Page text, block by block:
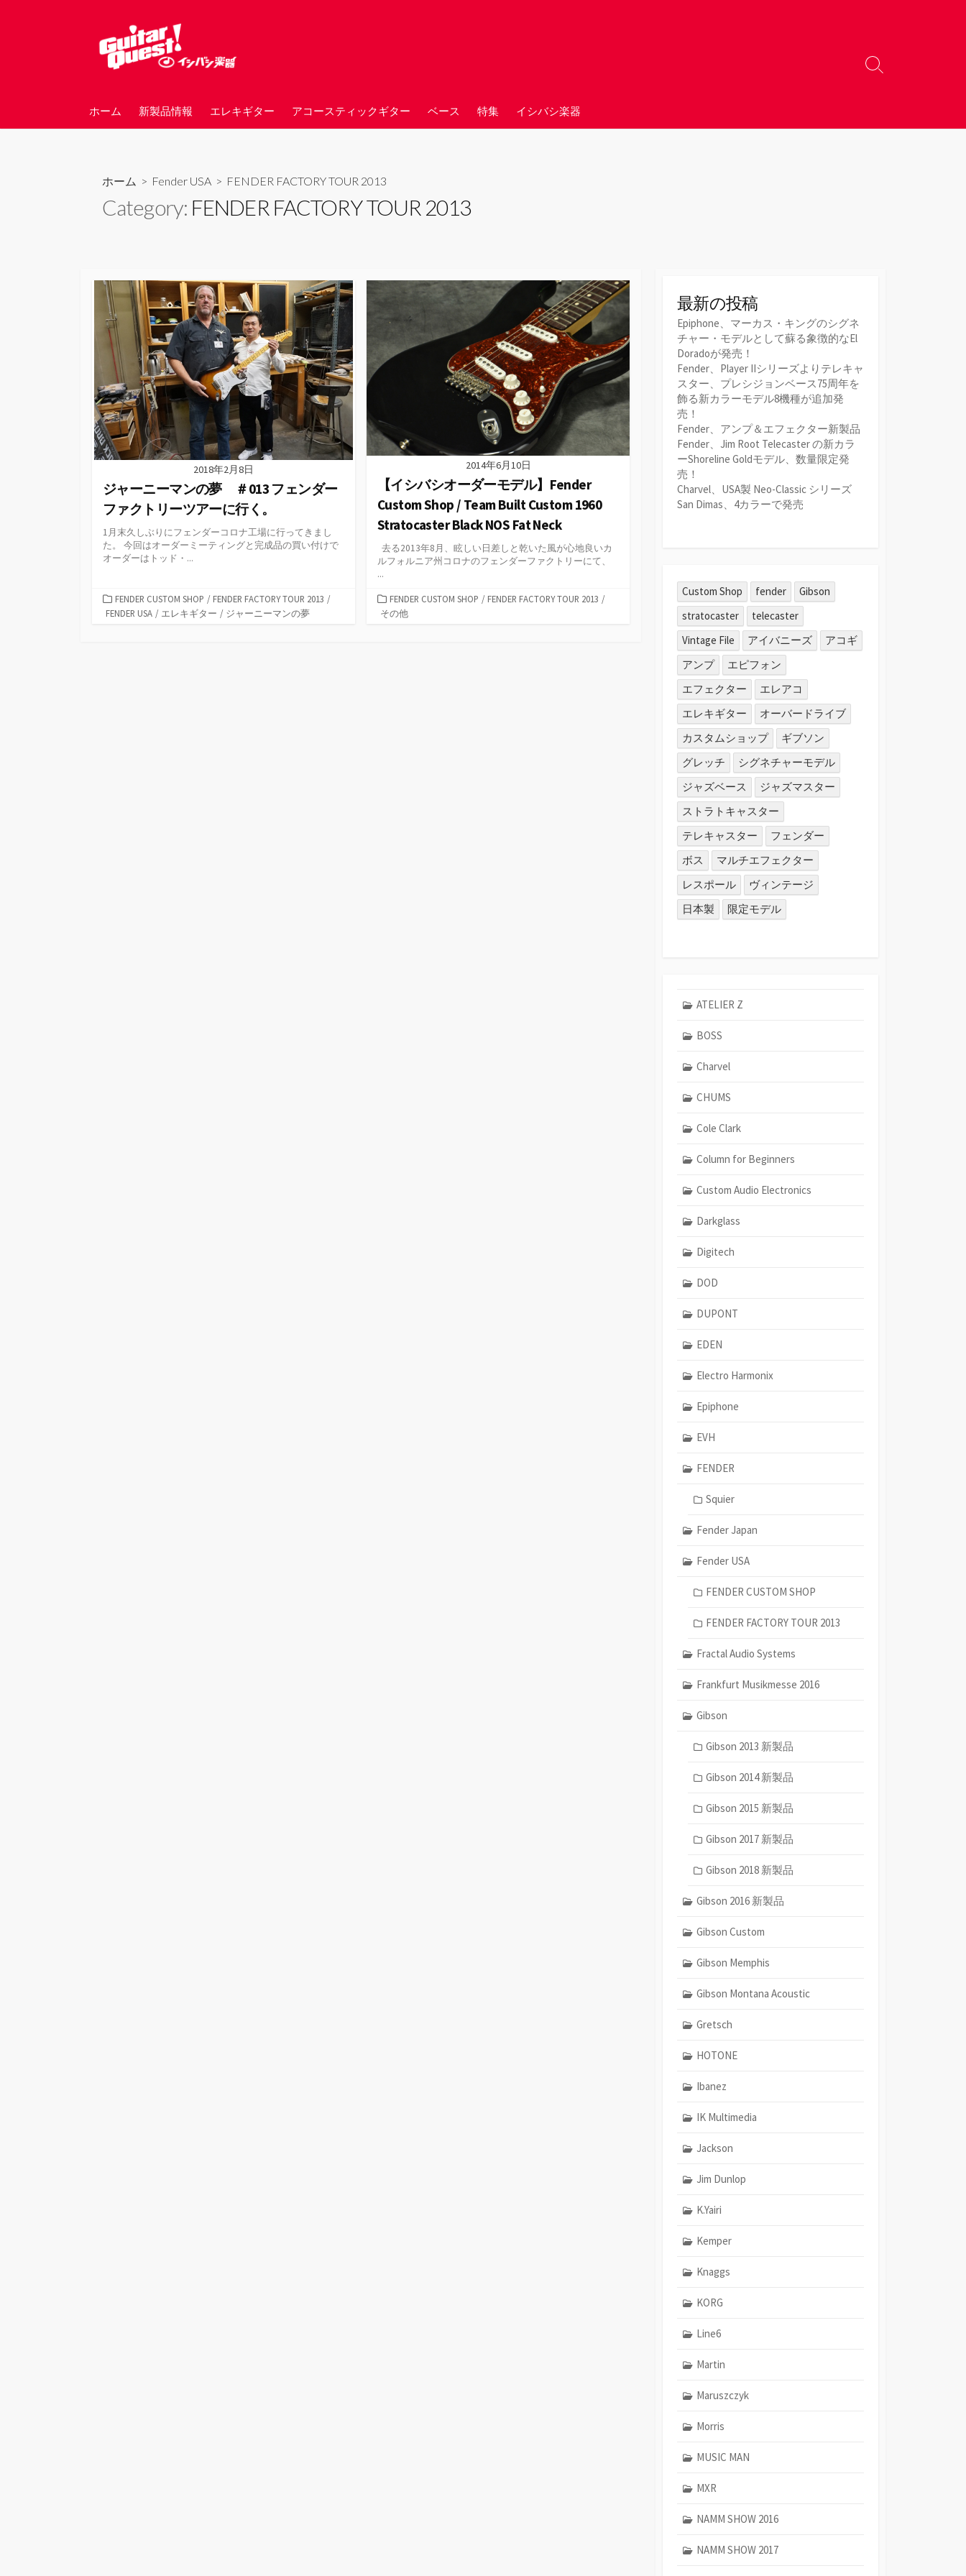
ホーム 新製品情報 エレキギター アコースティックギター ベース 特集 イシバシ楽器
検
替
ホーム > Fender USA > FENDER FACTORY TOUR 2013
Category: FENDER FACTORY TOUR 2013
2018年2月8日
ジャーニーマンの夢 ＃013 フェンダー
ファクトリーツアーに行く。
1月末久しぶりにフェンダーコロナ工場に行ってきまし
た。 今回はオーダーミーティングと完成品の買い付けで
オーダーはトッド・...
カ
テ
FENDER CUSTOM SHOP / FENDER FACTORY TOUR 2013 /
FENDER USA / エレキギター / ジャーニーマンの夢
2014年6月10日
【イシバシオーダーモデル】Fender
Custom Shop / Team Built Custom 1960
Stratocaster Black NOS Fat Neck
去る2013年8月、眩しい日差しと乾いた風が心地良いカ
ルフォルニア州コロナのフェンダーファクトリーにて、
...
カ
テ
FENDER CUSTOM SHOP / FENDER FACTORY TOUR 2013 /
その他
最新の投稿
Epiphone、マーカス・キングのシグネ
チャー・モデルとして蘇る象徴的なEl
Doradoが発売！
Fender、Player IIシリーズよりテレキャ
スター、プレシジョンベース75周年を
飾る新カラーモデル8機種が追加発
売！
Fender、アンプ＆エフェクター新製品
Fender、Jim Root Telecaster の新カラ
ーShoreline Goldモデル、数量限定発
売！
Charvel、USA製 Neo-Classic シリーズ
San Dimas、4カラーで発売
Custom Shop fender
Gibson
stratocaster
telecaster
Vintage File
アイバニーズ
アコギ
アンプ
エピフォン
エフェクター
エレアコ
エレキギター
オーバードライブ
カスタムショップ
ギブソン
グレッチ
シグネチャーモデル
ジャズベース
ジャズマスター
ストラトキャスター
テレキャスター
フェンダー
ボス
マルチエフェクター
レスポール
ヴィンテージ
日本製
限定モデル
ATELIER Z
BOSS
Charvel
CHUMS
Cole Clark
Column for Beginners
Custom Audio Electronics
Darkglass
Digitech
DOD
DUPONT
EDEN
Electro Harmonix
Epiphone
EVH
FENDER
Squier
Fender Japan
Fender USA
FENDER CUSTOM SHOP
FENDER FACTORY TOUR 2013
Fractal Audio Systems
Frankfurt Musikmesse 2016
Gibson
Gibson 2013 新製品
Gibson 2014 新製品
Gibson 2015 新製品
Gibson 2017 新製品
Gibson 2018 新製品
Gibson 2016 新製品
Gibson Custom
Gibson Memphis
Gibson Montana Acoustic
Gretsch
HOTONE
Ibanez
IK Multimedia
Jackson
Jim Dunlop
K.Yairi
Kemper
Knaggs
KORG
Line6
Martin
Maruszczyk
Morris
MUSIC MAN
MXR
NAMM SHOW 2016
NAMM SHOW 2017